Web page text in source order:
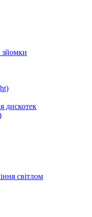
зйомки
дискотек
світлом